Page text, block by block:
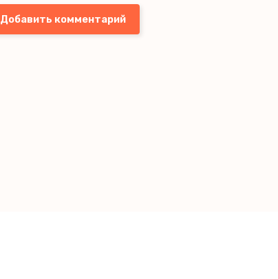
Добавить комментарий